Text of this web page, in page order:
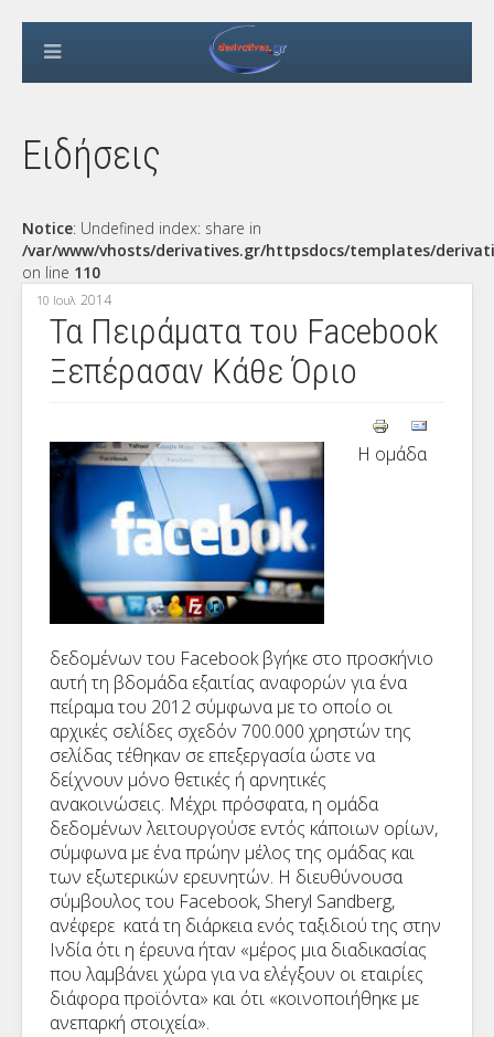
Ειδήσεις
Notice: Undefined index: share in
/var/www/vhosts/derivatives.gr/httpsdocs/templates/
on line 110
10 Ιουλ 2014
Τα Πειράματα του Facebook
Ξεπέρασαν Κάθε Όριο
Η ομάδα
δεδομένων του Facebook βγήκε στο προσκήνιο
αυτή τη βδομάδα εξαιτίας αναφορών για ένα
πείραμα του 2012 σύμφωνα με το οποίο οι
αρχικές σελίδες σχεδόν 700.000 χρηστών της
σελίδας τέθηκαν σε επεξεργασία ώστε να
δείχνουν μόνο θετικές ή αρνητικές
ανακοινώσεις. Μέχρι πρόσφατα, η ομάδα
δεδομένων λειτουργούσε εντός κάποιων ορίων,
σύμφωνα με ένα πρώην μέλος της ομάδας και
των εξωτερικών ερευνητών. Η διευθύνουσα
σύμβουλος του Facebook, Sheryl Sandberg,
ανέφερε κατά τη διάρκεια ενός ταξιδιού της στην
Ινδία ότι η έρευνα ήταν «μέρος μια διαδικασίας
που λαμβάνει χώρα για να ελέγξουν οι εταιρίες
διάφορα προϊόντα» και ότι «κοινοποιήθηκε με
ανεπαρκή στοιχεία».